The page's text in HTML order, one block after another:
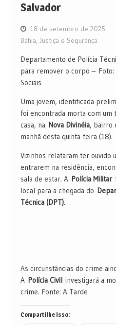
Salvador
18 de setembro de 2025
Bahia, Justiça e Segurança
Departamento de Polícia
para remover o corpo – Foto:
Sociais
Uma jovem, identificada
foi encontrada morta com um
casa, na Nova Divinéia, bairro
manhã desta quinta-feira (18).
Vizinhos relataram ter ouvido
entrarem na residência,
sala de estar. A Polícia Militar
local para a chegada do
Técnica (DPT).
As circunstâncias do crime
A Polícia Civilinvestigará a
crime. Fonte: A Tarde
Compartilhe isso: